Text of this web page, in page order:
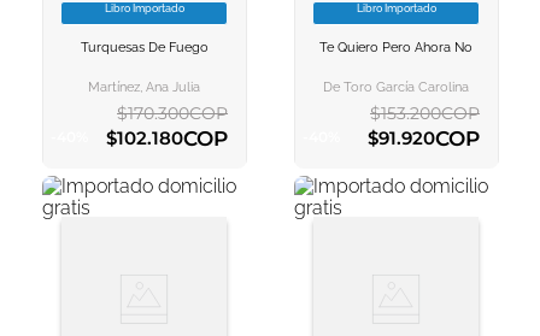
VER INFORMACION
Libro Importado
Turquesas De Fuego
Martínez, Ana Julia
$170.300COP
$102.180COP
AGREGAR AL CARRITO
VER INFORMACION
Libro Importado
Te Quiero Pero Ahora No
De Toro García Carolina
$153.200COP
$91.920COP
AGREGAR AL CARRITO